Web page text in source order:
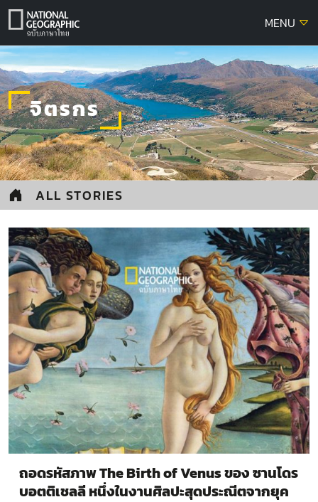
Skip
MENU
จิตรกร
ALL STORIES
ถอดรหัสภาพ The Birth of Venus ของ ซานโดร
บอตติเชลลี หนึ่งในงานศิลปะสุดประณีตจากยุค